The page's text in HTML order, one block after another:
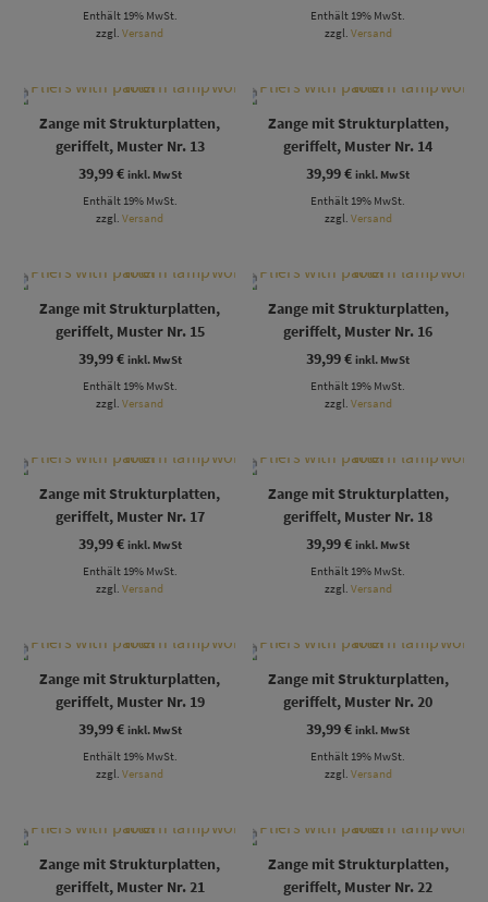
Enthält 19% MwSt.
zzgl.Versand
Enthält 19% MwSt.
zzgl. Versand
Zange mit Strukturplatten,
geriffelt, Muster Nr. 13
39,99€ inkl. MwSt
Enthält 19% MwSt.
zzgl.Versand
Zange mit Strukturplatten,
geriffelt, Muster Nr. 14
39,99€ inkl. MwSt
Enthält 19% MwSt.
zzgl. Versand
Zange mit Strukturplatten,
geriffelt, Muster Nr. 15
39,99€ inkl. MwSt
Enthält 19% MwSt.
zzgl.Versand
Zange mit Strukturplatten,
geriffelt, Muster Nr. 16
39,99€ inkl. MwSt
Enthält 19% MwSt.
zzgl. Versand
Zange mit Strukturplatten,
geriffelt, Muster Nr. 17
39,99€ inkl. MwSt
Enthält 19% MwSt.
zzgl.Versand
Zange mit Strukturplatten,
geriffelt, Muster Nr. 18
39,99€ inkl. MwSt
Enthält 19% MwSt.
zzgl. Versand
Zange mit Strukturplatten,
geriffelt, Muster Nr. 19
39,99€ inkl. MwSt
Enthält 19% MwSt.
zzgl.Versand
Zange mit Strukturplatten,
geriffelt, Muster Nr. 20
39,99€ inkl. MwSt
Enthält 19% MwSt.
zzgl. Versand
Zange mit Strukturplatten,
geriffelt, Muster Nr. 21
Zange mit Strukturplatten,
geriffelt, Muster Nr. 22